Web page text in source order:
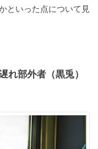
といった点について見
れ部外者（黒兎）